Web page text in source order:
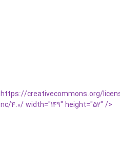
https://creativecommons.org/
nc/4.0/ width="149" height="52" />